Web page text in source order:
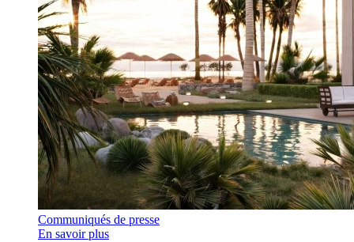
Communiqués de presse
En savoir plus